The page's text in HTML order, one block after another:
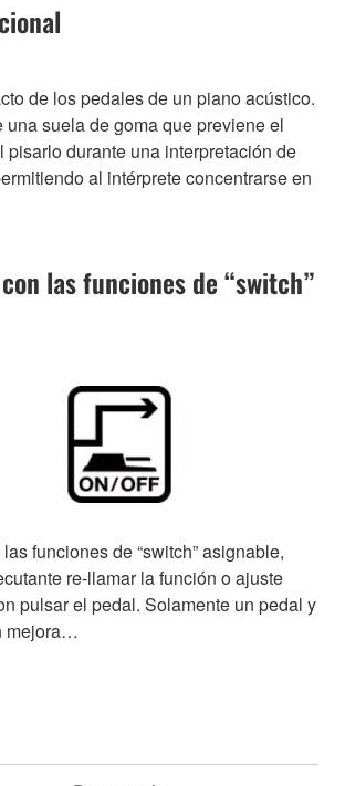
de los pedales de un piano acústico.
una suela de goma que previene el
pisarlo durante una interpretación de
al intérprete concentrarse en
las funciones de “switch”
funciones de “switch” asignable,
re-llamar la función o ajuste
pulsar el pedal. Solamente un pedal y
mejora…